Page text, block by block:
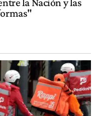
la Nación y las